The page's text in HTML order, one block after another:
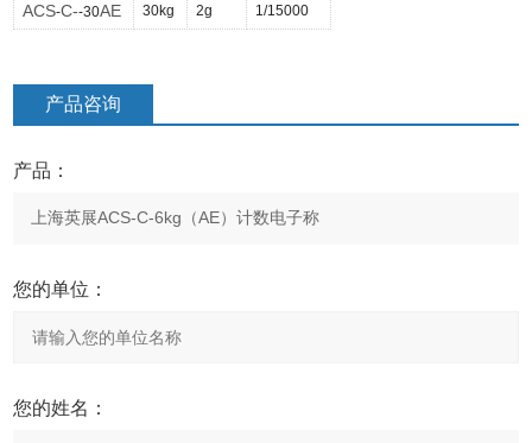
ACS-C--30AE 30kg 2g 1/15000
产品咨询
产品：
您的单位：
您的姓名：